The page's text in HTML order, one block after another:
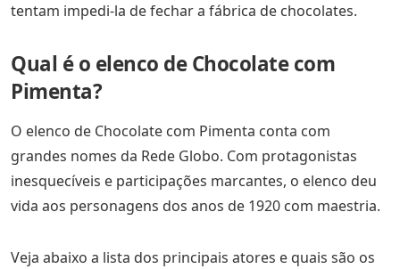
tentam impedi-la de fechar a fábrica de chocolates.
Qual é o elenco de Chocolate com
Pimenta?
O elenco de Chocolate com Pimenta conta com
grandes nomes da Rede Globo. Com protagonistas
inesquecíveis e participações marcantes, o elenco deu
vida aos personagens dos anos de 1920 com maestria.
Veja abaixo a lista dos principais atores e quais são os